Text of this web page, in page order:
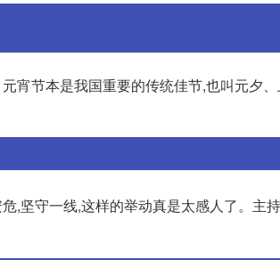
宵节本是我国重要的传统佳节,也叫元夕、
,坚守一线,这样的举动真是太感人了。主